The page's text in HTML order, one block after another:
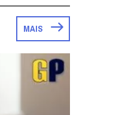
MAIS